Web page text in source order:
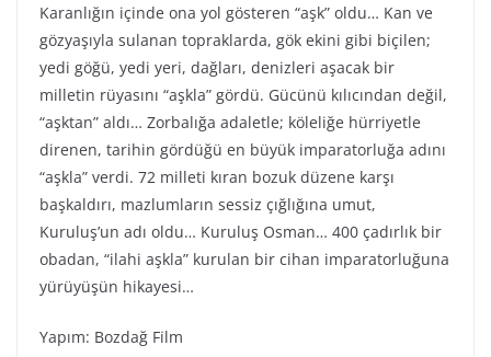
Karanlığın içinde ona yol gösteren “aşk” oldu… Kan ve
gözyaşıyla sulanan topraklarda, gök ekini gibi biçilen;
yedi göğü, yedi yeri, dağları, denizleri aşacak bir
milletin rüyasını “aşkla” gördü. Gücünü kılıcından değil,
“aşktan” aldı… Zorbalığa adaletle; köleliğe hürriyetle
direnen, tarihin gördüğü en büyük imparatorluğa adını
“aşkla” verdi. 72 milleti kıran bozuk düzene karşı
başkaldırı, mazlumların sessiz çığlığına umut,
Kuruluş’un adı oldu… Kuruluş Osman… 400 çadırlık bir
obadan, “ilahi aşkla” kurulan bir cihan imparatorluğuna
yürüyüşün hikayesi…
Yapım: Bozdağ Fi̇lm